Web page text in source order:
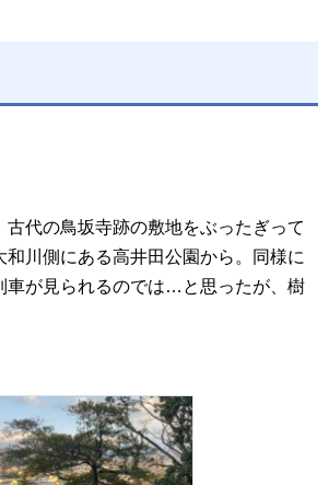
古代の鳥坂寺跡の敷地をぶったぎって
和川側にある高井田公園から。同様に
車が見られるのでは…と思ったが、樹